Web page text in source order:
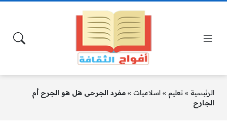
الرئيسية » تعليم » اسلاميات » مفرد الجرحى هل هو الجرح أم
الجارح